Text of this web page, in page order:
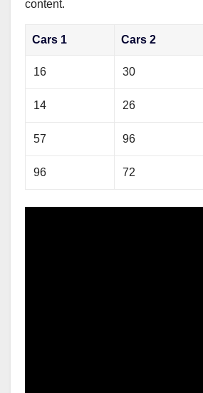
content.
Cars 1 Cars 2
16 30
14 26
57 96
96 72